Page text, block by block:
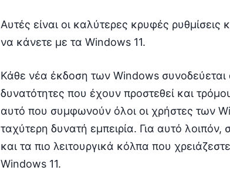
Αυτές είναι οι καλύτερες κρυφές
να κάνετε με τα Windows 11.
Κάθε νέα έκδοση των Windows συνοδεύεται
δυνατότητες που έχουν προστεθεί και
αυτό που συμφωνούν όλοι οι χρήστες των
ταχύτερη δυνατή εμπειρία. Για αυτό
και τα πιο λειτουργικά κόλπα που
Windows 11.